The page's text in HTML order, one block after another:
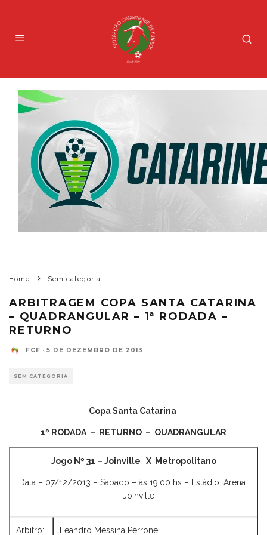
Home Sem categoria
ARBITRAGEM COPA SANTA CATARINA
– QUADRANGULAR – 1ª RODADA –
RETURNO
FCF · 5 DE DEZEMBRO DE 2013
SEM CATEGORIA
Copa Santa Catarina
1º RODADA – RETURNO – QUADRANGULAR
Jogo Nº 31 – Joinville X Metropolitano
Data – 07/12/2013 – Sábado – às 19:00 hs – Estádio: Arena
– Joinville
Arbitro: Leandro Messina Perrone